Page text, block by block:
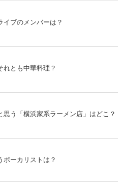
イブのメンバーは？
れとも中華料理？
思う「横浜家系ラーメン店」はどこ？
ボーカリストは？